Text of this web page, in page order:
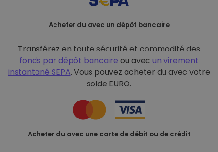
Acheter du avec un dépôt bancaire
Transférez en toute sécurité et commodité des
fonds par dépôt bancaire ou avec un virement
instantané SEPA. Vous pouvez acheter du avec votre
solde EURO.
Acheter du avec une carte de débit ou de crédit